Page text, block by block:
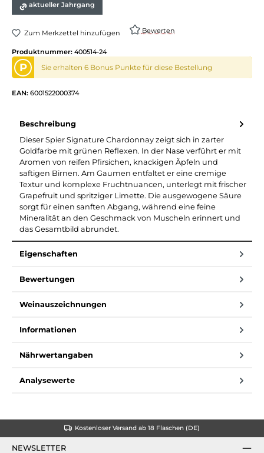
aktueller Jahrgang
Zum Merkzettel hinzufügen Bewerten
Produktnummer: 400514-24
P Sie erhalten 6 Bonus Punkte für diese Bestellung
EAN: 6001522000374
Beschreibung
Dieser Spier Signature Chardonnay zeigt sich in zarter
Goldfarbe mit grünen Reflexen. In der Nase verführt er mit
Aromen von reifen Pfirsichen, knackigen Äpfeln und
saftigen Birnen. Am Gaumen entfaltet er eine cremige
Textur und komplexe Fruchtnuancen, unterlegt mit frischer
Grapefruit und spritziger Limette. Die ausgewogene Säure
sorgt für einen sanften Abgang, während eine feine
Mineralität an den Geschmack von Muscheln erinnert und
das Gesamtbild abrundet.
Eigenschaften
Bewertungen
Weinauszeichnungen
Informationen
Nährwertangaben
Analysewerte
Kostenloser Versand ab 18 Flaschen (DE)
NEWSLETTER